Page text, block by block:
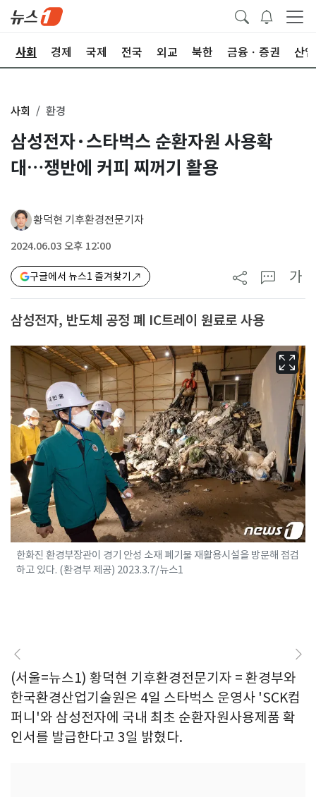
사회 경제 국제 전국 외교 북한 금융ㆍ증권 산업
사회 환경
삼성전자·스타벅스 순환자원 사용확
대…쟁반에 커피 찌꺼기 활용
황덕현 기후환경전문기자
2024.06.03 오후 12:00
구글에서 뉴스1 즐겨찾기 가
삼성전자, 반도체 공정 폐 IC트레이 원료로 사용
한화진 환경부장관이 경기 안성 소재 폐기물 재활용시설을 방문해 점검
하고 있다. (환경부 제공) 2023.3.7/뉴스1
(서울=뉴스1) 황덕현 기후환경전문기자 = 환경부와
한국환경산업기술원은 4일 스타벅스 운영사 'SCK컴
퍼니'와 삼성전자에 국내 최초 순환자원사용제품 확
인서를 발급한다고 3일 밝혔다.